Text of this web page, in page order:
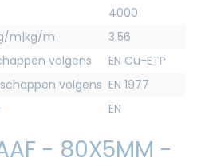
4000
m|kg/m
3.56
volgens
EN Cu-ETP
volgens EN 1977
EN
- 80X5MM -